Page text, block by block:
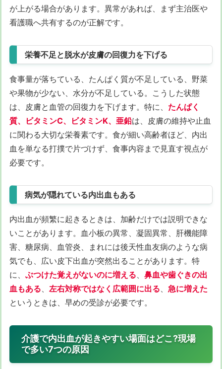
が上がる場合があります。異常があれば、まず主治医や
看護職へ共有するのが正解です。
栄養不足と脱水が皮膚の回復力を下げる
食事量が落ちている、たんぱく質が不足している、野菜
や果物が少ない、水分が不足している。こうした状態
は、皮膚と血管の回復力を下げます。特に、 たんぱく
質、ビタミンC、ビタミンK、亜鉛は、皮膚の維持や止血
に関わる大切な栄養素です。食が細い高齢者ほど、内出
血を単なる打撲で片づけず、食事内容まで見直す視点が
必要です。
病気が隠れている内出血もある
内出血が頻繁に起きるときは、加齢だけでは説明できな
いことがあります。血小板の異常、凝固異常、肝機能障
害、糖尿病、血管炎、まれには後天性血友病のような病
気でも、広い皮下出血が突然出ることがあります。特
に、 ぶつけた覚えがないのに増える
鼻血や歯ぐきの出
血もある
左右対称ではなく広範囲に出る
急に増えた
というときは、早めの受診が必要です。
介護で内出血が起きやすい場面はどこ?現場
で多い7つの原因